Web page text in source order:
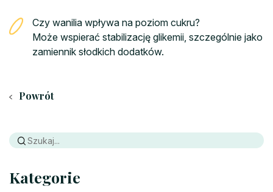
Czy wanilia wpływa na poziom cukru?
Może wspierać stabilizację glikemii, szczególnie jako
zamiennik słodkich dodatków.
Powrót
Kategorie